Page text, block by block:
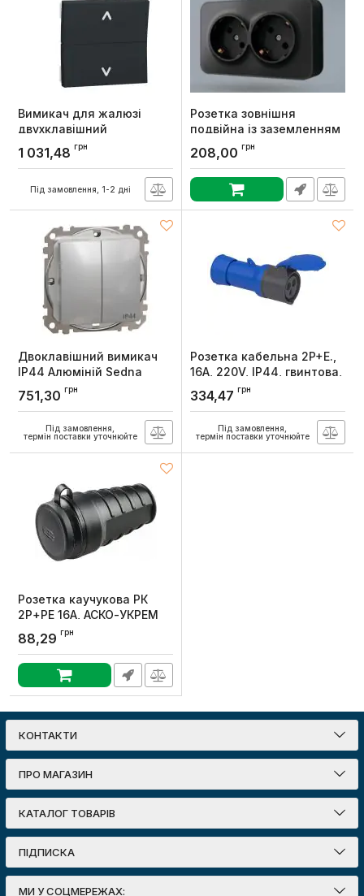
Вимикач для жалюзі
двухклавішний
кнопковий схема 4 6А 2
модулі антрацит, Unica
New, Schneider Electric
Артикул:NU320754
1 031,48 грн
Під замовлення, 1-2 дні
Розетка зовнішня
подвійна із заземленням
чорний графіт BINERA
IP20, Videx
Артикул:VF-BNS22G-BG
208,00 грн
Двоклавішний вимикач
IP44 Алюміній Sedna
Design, Schneider Electric
Артикул:
751,30 грн
Під замовлення,
термін поставки уточнюйте
Розетка кабельна 2P+E.,
16A, 220V, IP44, гвинтова,
Schneider Electric
Артикул:
334,47 грн
Під замовлення,
термін поставки уточнюйте
Розетка каучукова РК
2Р+PE 16А, АСКО-УКРЕМ
Артикул: A0250010004
88,29 грн
КОНТАКТИ
ПРО МАГАЗИН
КАТАЛОГ ТОВАРІВ
ПІДПИСКА
МИ У СОЦМЕРЕЖАХ: